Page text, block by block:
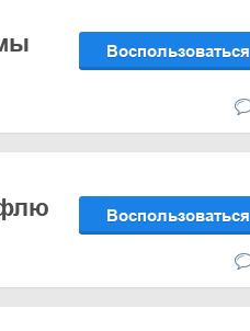
Воспользоваться
Воспользоваться